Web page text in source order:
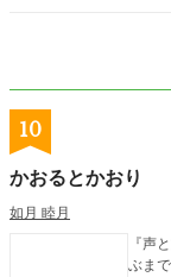
10
かおるとかおり
如月 睦月
『声
ぶま